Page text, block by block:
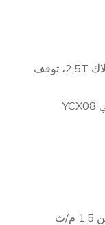
(1) آلة الدفع العمودية: مع تحميل ملف الأسلاك 2.5T، توقف
ث